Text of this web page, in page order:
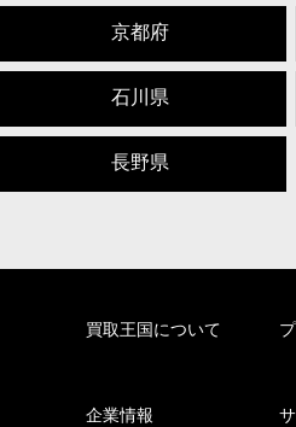
京都府
石川県
長野県
買取王国について
企業情報